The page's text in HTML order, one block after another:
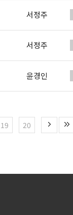
서정주
서정주
윤경인
19 20